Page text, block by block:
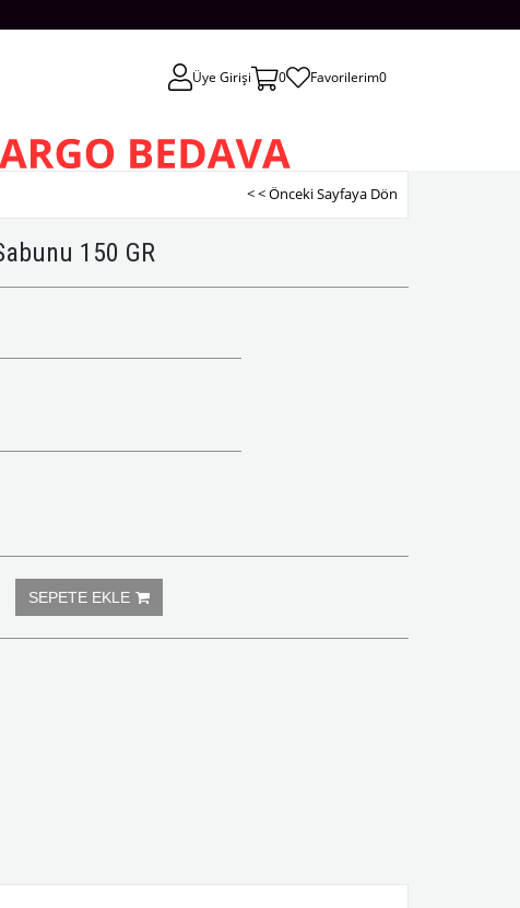
Üye Girişi 0 Favorilerim0
< < Önceki Sayfaya Dön
150 GR